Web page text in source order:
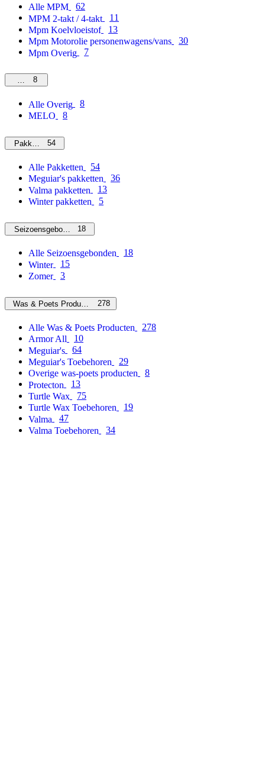
Alle MPM
62
MPM 2-takt / 4-takt
11
Mpm Koelvloeistof
13
Mpm Motorolie personenwagens/vans
30
Mpm Overig
7
Overig
8
Alle Overig
8
MELO
8
Pakketten54
Alle Pakketten
54
Meguiar's pakketten
36
Valma pakketten
13
Winter pakketten
5
Seizoensgebonden18
Alle Seizoensgebonden
18
Winter
15
Zomer
3
Was & Poets Producten 278
Alle Was & Poets Producten
278
Armor All
10
Meguiar's
64
Meguiar's Toebehoren
29
Overige was-poets producten
8
Protecton
13
Turtle Wax
75
Turtle Wax Toebehoren
19
Valma
47
Valma Toebehoren
34